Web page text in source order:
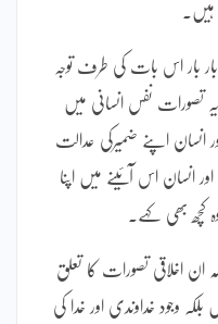
بار اس بات کی طرف توجہ
تصورات نفس انسانی میں
اپنے ضمیرکی عدالت
انسان اس آئینے میں اپنا
کچھ بھی کہے۔
اخلاقی تصورات کا تعلق
وجود خداوندی اور خدا کی